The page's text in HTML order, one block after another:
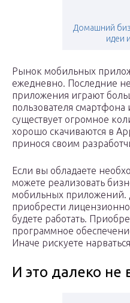
Домашний
идеи
Рынок мобильных
ежедневно. Последние
приложения играют
пользователя
существует огромное
хорошо скачиваются в
принося своим
Если вы обладаете
можете реализовать
мобильных приложений.
приобрести
будете работать.
программное
Иначе рискуете
И это далеко не